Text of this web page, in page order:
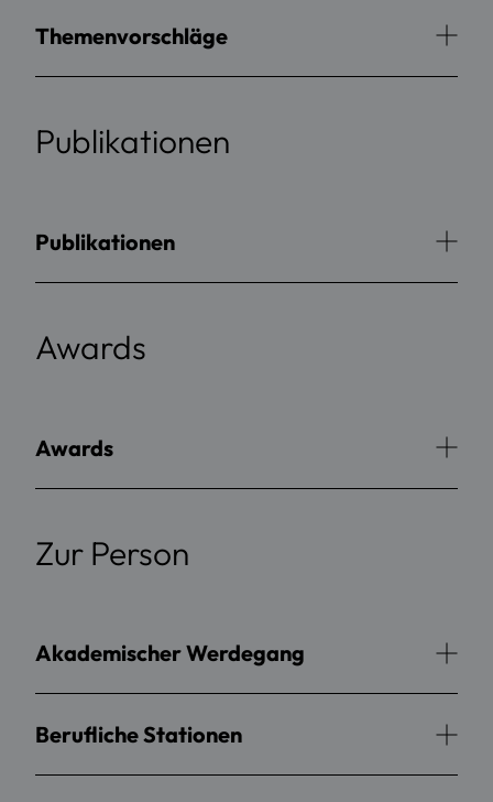
Themenvorschläge
Publikationen
Publikationen
Awards
Awards
Zur Person
Akademischer Werdegang
Berufliche Stationen